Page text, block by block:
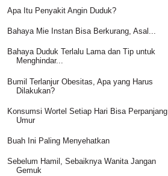
Apa Itu Penyakit Angin Duduk?
Bahaya Mie Instan Bisa Berkurang, Asal...
Bahaya Duduk Terlalu Lama dan Tip untuk
Menghindar...
Bumil Terlanjur Obesitas, Apa yang Harus
Dilakukan?
Konsumsi Wortel Setiap Hari Bisa Perpanjang
Umur
Buah Ini Paling Menyehatkan
Sebelum Hamil, Sebaiknya Wanita Jangan
Gemuk